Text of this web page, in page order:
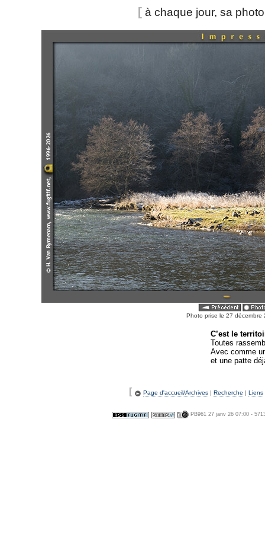
[ à chaque jour, sa
Photo prise le 27 décembre
C’est le
Toutes
Avec comme
et une patte
[ Page d'accueil/Archives | Recherche | Liens
PB961 27 janv 26 07:00 -